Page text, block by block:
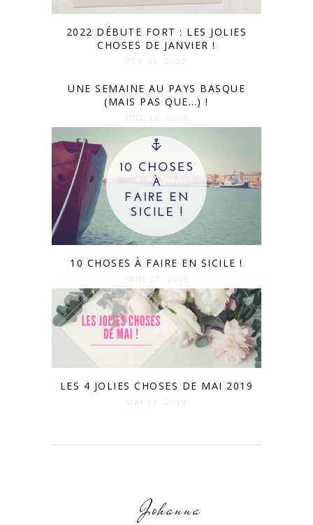
2022 DÉBUTE FORT : LES JOLIES
CHOSES DE JANVIER !
FÉV 03. 2022
UNE SEMAINE AU PAYS BASQUE
(MAIS PAS QUE…) !
JUIL 16. 2020
10 CHOSES À FAIRE EN SICILE !
JUIN 17. 2019
LES 4 JOLIES CHOSES DE MAI 2019
MAI 23. 2019
Johanna